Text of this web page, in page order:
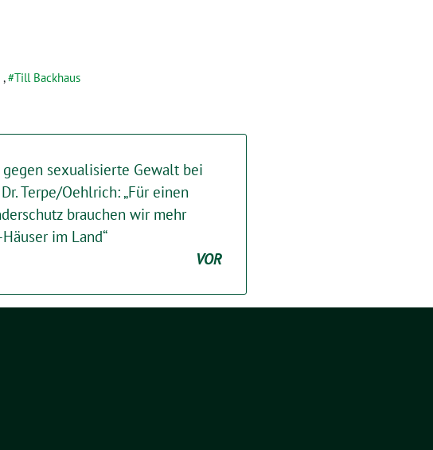
, Till Backhaus
gegen sexualisierte Gewalt bei
Terpe/Oehlrich: „Für einen
brauchen wir mehr
im Land“
VOR